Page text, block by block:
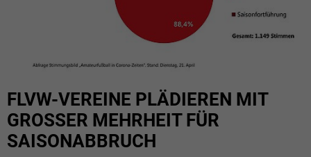
FLVW-VEREINE PLÄDIEREN MIT
GROSSER MEHRHEIT FÜR S
AISONABBRUCH